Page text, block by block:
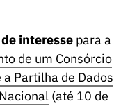
interesse para a
de um Consórcio
Partilha de Dados
(até 10 de